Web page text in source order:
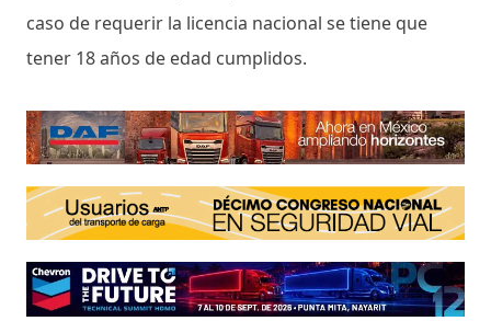
caso de requerir la licencia nacional se tiene que
tener 18 años de edad cumplidos.